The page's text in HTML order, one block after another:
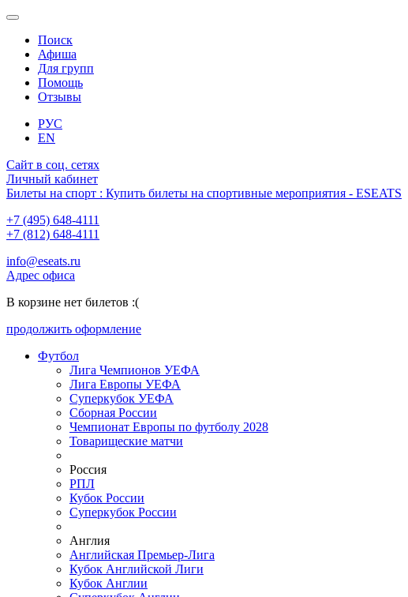
Поиск
Афиша
Для групп
Помощь
Отзывы
РУС
EN
Сайт в соц. сетях
Личный кабинет
Билеты на спорт : Купить билеты на спортивные мероприятия - ESEATS
+7 (495) 648-4111
+7 (812) 648-4111
info@eseats.ru
Адрес офиса
В корзине нет билетов :(
продолжить оформление
Футбол
Лига Чемпионов УЕФА
Лига Европы УЕФА
Суперкубок УЕФА
Сборная России
Чемпионат Европы по футболу 2028
Товарищеские матчи
Россия
РПЛ
Кубок России
Суперкубок России
Англия
Английская Премьер-Лига
Кубок Английской Лиги
Кубок Англии